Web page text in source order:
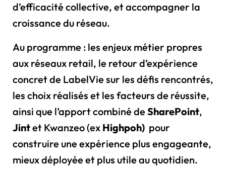
d’efficacité collective, et accompagner la
croissance du réseau.
Au programme : les enjeux métier propres
aux réseaux retail, le retour d’expérience
concret de LabelVie sur les défis rencontrés,
les choix réalisés et les facteurs de réussite,
ainsi que l’apport combiné de SharePoint,
Jintet Kwanzeo (ex Highpoh) pour
construire une expérience plus engageante,
mieux déployée et plus utile au quotidien.